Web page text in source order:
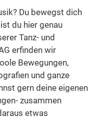
Du bewegst dich
du hier genau
Tanz- und
erfinden wir
Bewegungen,
und ganze
gern deine eigenen
zusammen
etwas